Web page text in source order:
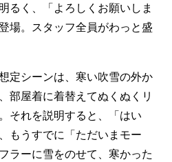
るく、「よろしくお願いしま
場。スタッフ全員がわっと盛
定シーンは、寒い吹雪の外か
部屋着に着替えてぬくぬくリ
それを説明すると、「はい
もうすでに「ただいまモー
ラーに雪をのせて、寒かった